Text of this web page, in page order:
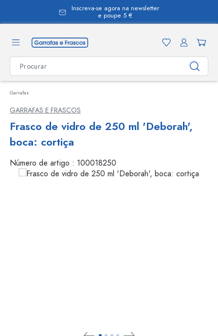
Inscreva-se agora na newsletter
e poupe 5 €
Garrafas
GARRAFAS E FRASCOS
Frasco de vidro de 250 ml 'Deborah',
boca: cortiça
Número de artigo : 100018250